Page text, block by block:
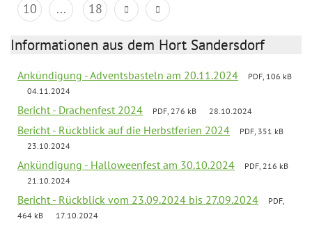
10
... 18
Informationen aus dem Hort Sandersdorf
Ankündigung - Adventsbasteln am 20.11.2024
PDF, 106 kB
04.11.2024
Bericht - Drachenfest 2024 PDF, 276 kB 28.10.2024
Bericht - Rückblick auf die Herbstferien 2024
PDF, 351 kB
23.10.2024
Ankündigung - Halloweenfest am 30.10.2024
PDF, 216 kB
21.10.2024
Bericht - Rückblick vom 23.09.2024 bis 27.09.2024
PDF,
464 kB
17.10.2024